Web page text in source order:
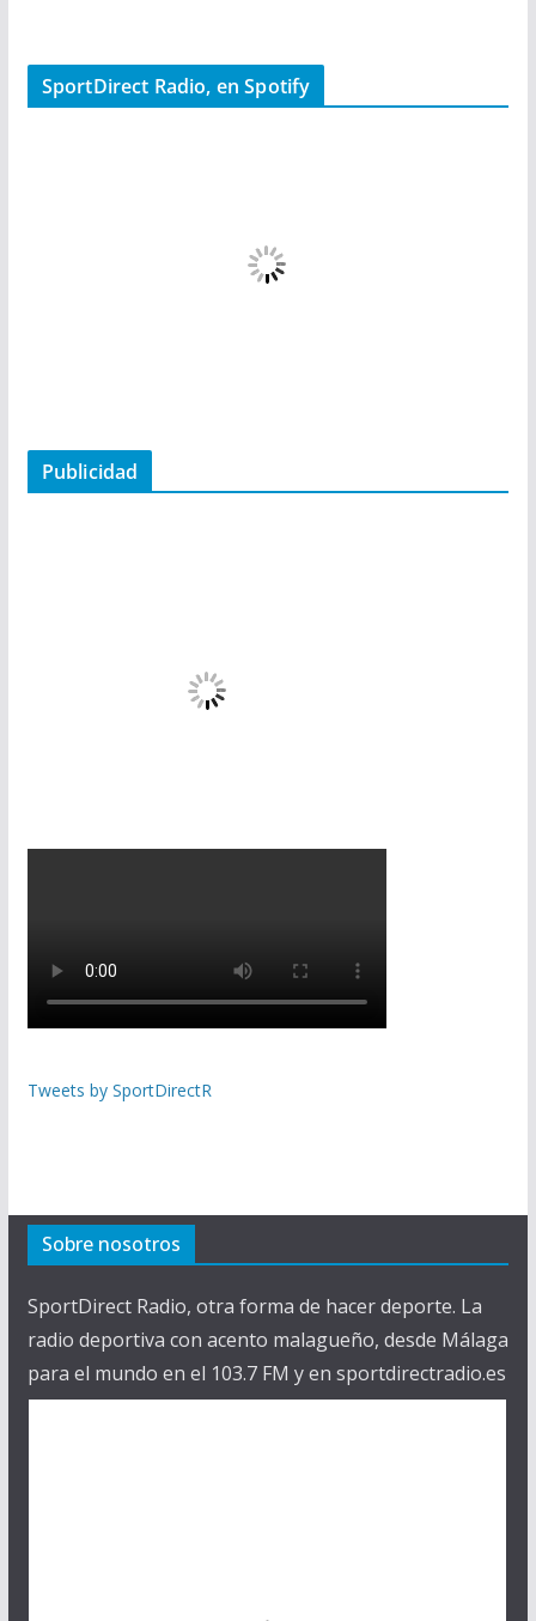
SportDirect Radio, en Spotify
Publicidad
Tweets by SportDirectR
Sobre nosotros
SportDirect Radio, otra forma de hacer deporte. La
radio deportiva con acento malagueño, desde Málaga
para el mundo en el 103.7 FM y en sportdirectradio.es